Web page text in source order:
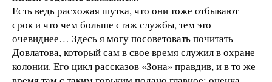
Есть ведь расхожая шутка, что они тоже отбывают
срок и что чем больше стаж службы, тем это
очевиднее… Здесь я могу посоветовать почитать
Довлатова, который сам в свое время служил в охране
колонии. Его цикл рассказов «Зона» правдив, и в то же